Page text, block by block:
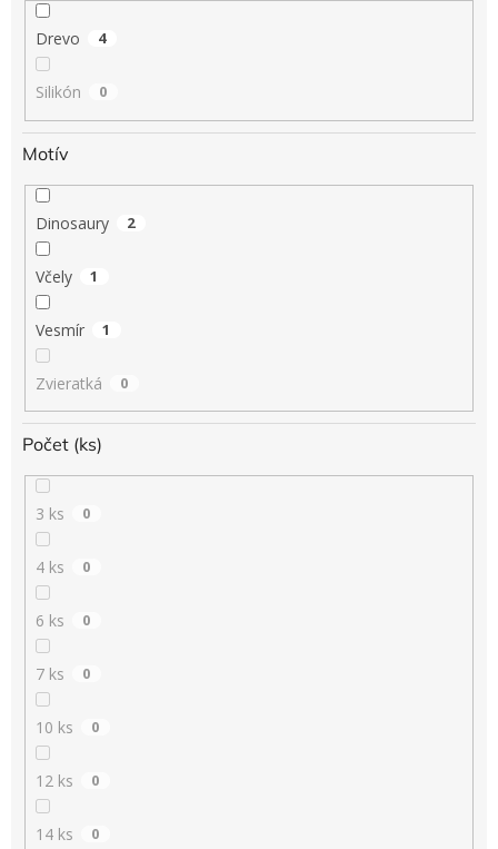
Drevo 4
Silikón 0
Motív
Dinosaury 2
Včely 1
Vesmír 1
Zvieratká 0
Počet (ks)
3 ks 0
4 ks 0
6 ks 0
7 ks 0
10 ks 0
12 ks 0
14 ks 0